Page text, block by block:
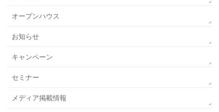
オープンハウス
お知らせ
キャンペーン
セミナー
メディア掲載情報